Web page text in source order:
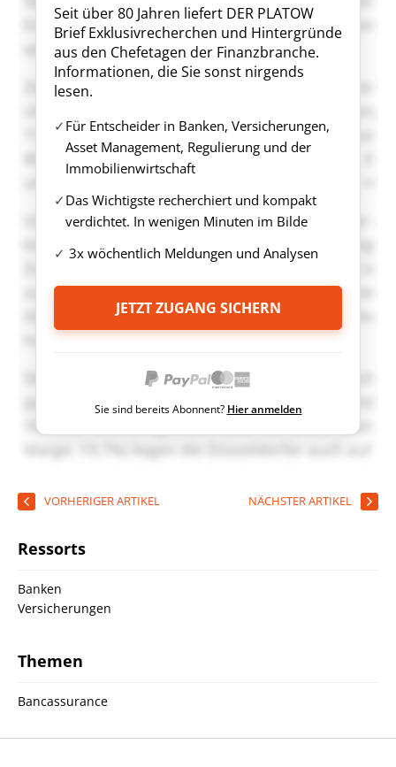
Seit über 80 Jahren liefert DER PLATOW
Brief Exklusivrecherchen und Hintergründe
aus den Chefetagen der Finanzbranche.
Informationen, die Sie sonst nirgends
lesen.
Für Entscheider in Banken, Versicherungen,
Asset Management, Regulierung und der
Immobilienwirtschaft
Das Wichtigste recherchiert und kompakt
verdichtet. In wenigen Minuten im Bilde
3x wöchentlich Meldungen und Analysen
JETZT ZUGANG SICHERN
Sie sind bereits Abonnent? Hier anmelden
VORHERIGER ARTIKEL NÄCHSTER ARTIKEL
Ressorts
Banken
Versicherungen
Themen
Bancassurance